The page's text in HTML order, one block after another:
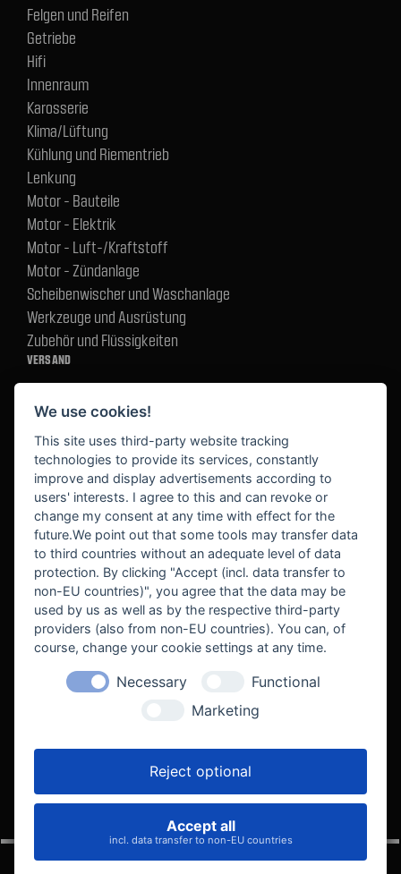
Felgen und Reifen
Getriebe
Hifi
Innenraum
Karosserie
Klima/Lüftung
Kühlung und Riementrieb
Lenkung
Motor - Bauteile
Motor - Elektrik
Motor - Luft-/Kraftstoff
Motor - Zündanlage
Scheibenwischer und Waschanlage
Werkzeuge und Ausrüstung
Zubehör und Flüssigkeiten
VERSAND
BEKANNT AUS
VELOCITY AUTOMOTIVE
We use cookies!
This site uses third-party website tracking
technologies to provide its services, constantly
improve and display advertisements according to
users' interests. I agree to this and can revoke or
change my consent at any time with effect for the
future.We point out that some tools may transfer data
to third countries without an adequate level of data
protection. By clicking "Accept (incl. data transfer to
non-EU countries)", you agree that the data may be
used by us as well as by the respective third-party
providers (also from non-EU countries). You can, of
course, change your cookie settings at any time.
Necessary
Functional
Marketing
Reject optional
Accept all
incl. data transfer to non-EU countries